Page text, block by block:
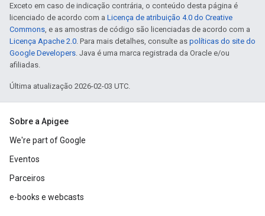
Exceto em caso de indicação contrária, o conteúdo desta página é
licenciado de acordo com a Licença de atribuição 4.0 do Creative
Commons, e as amostras de código são licenciadas de acordo com a
Licença Apache 2.0. Para mais detalhes, consulte as políticas do site do
Google Developers. Java é uma marca registrada da Oracle e/ou
afiliadas.
Última atualização 2026-02-03 UTC.
Sobre a Apigee
We're part of Google
Eventos
Parceiros
e-books e webcasts